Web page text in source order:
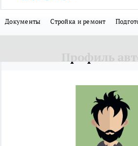
Документы Стройка и ремонт
Профиль